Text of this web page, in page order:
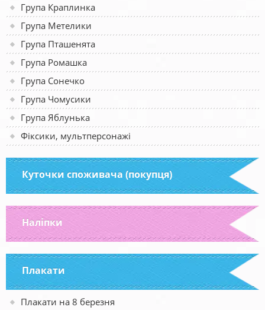
Група Краплинка
Група Метелики
Група Пташенята
Група Ромашка
Група Сонечко
Група Чомусики
Група Яблунька
Фіксики, мультперсонажі
Куточки споживача (покупця)
Наліпки
Плакати
Плакати на 8 березня